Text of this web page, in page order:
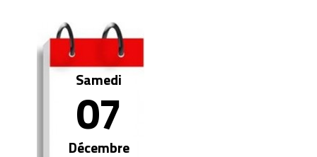
Samedi
07
Décembre